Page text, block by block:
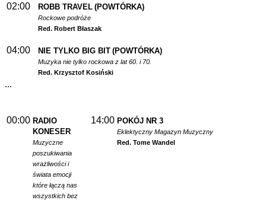
02:00 ROBB TRAVEL (POWTÓRKA)
Rockowe podróże
Red. Robert Błaszak
04:00 NIE TYLKO BIG BIT (POWTÓRKA)
Muzyka nie tylko rockowa z lat 60. i 70.
Red. Krzysztof Kosiński
...
00:00 RADIO
KONESER
Muzyczne
poszukiwania
wrażliwości i
świata emocji
które łączą nas
wszystkich bez
14:00 POKÓJ NR 3
Eklektyczny Magazyn Muzyczny
Red. Tome Wandel